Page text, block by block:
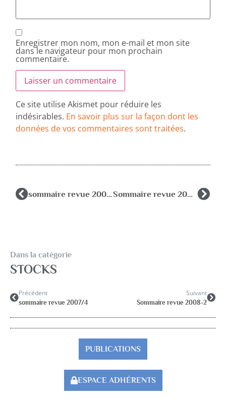
Enregistrer mon nom, mon e-mail et mon site
dans le navigateur pour mon prochain
commentaire.
Ce site utilise Akismet pour réduire les
indésirables. En savoir plus sur la façon dont les
données de vos commentaires sont traitées.
sommaire revue 2007/4 Sommaire revue 2008-2
Dans la catégorie
STOCKS
Précédent
sommaire revue 2007/4
Suivant
Sommaire revue 2008-2
PUBLICATIONS
ESPACE ADHÉRENTS